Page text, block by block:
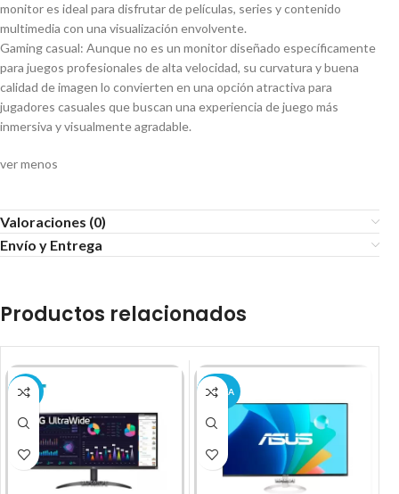
monitor es ideal para disfrutar de películas, series y contenido
multimedia con una visualización envolvente.
Gaming casual: Aunque no es un monitor diseñado específicamente
para juegos profesionales de alta velocidad, su curvatura y buena
calidad de imagen lo convierten en una opción atractiva para
jugadores casuales que buscan una experiencia de juego más
inmersiva y visualmente agradable.
ver menos
Valoraciones (0)
Envío y Entrega
Productos relacionados
-21% VENTA